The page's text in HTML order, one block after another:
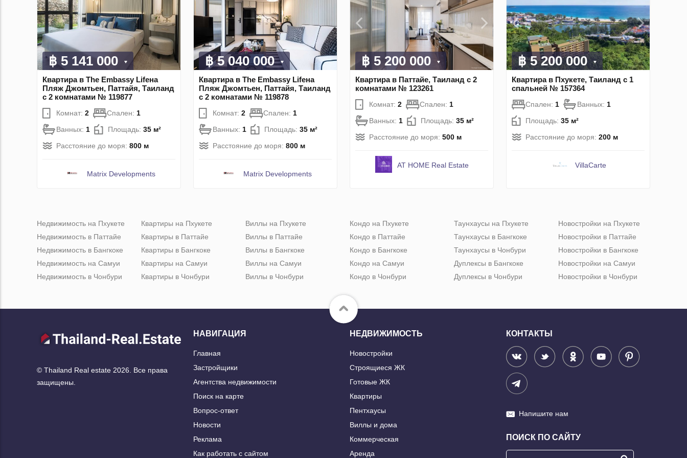
฿ 5 141 000
Квартира в The Embassy Lifeна
Пляж Джомтьен, Паттайя, Таиланд
с 2 комнатами № 119877
Комнат: 2 Спален: 1
Ванных: 1 Площадь: 35 м²
Расстояние до моря: 800 м
Matrix Developments
฿ 5 040 000
Квартира в The Embassy Lifeна
Пляж Джомтьен, Паттайя, Таиланд
с 2 комнатами № 119878
Комнат: 2 Спален: 1
Ванных: 1 Площадь: 35 м²
Расстояние до моря: 800 м
Matrix Developments
฿ 5 200 000
Квартира в Паттайе, Таиланд с 2
комнатами № 123261
Комнат: 2 Спален: 1
Ванных: 1 Площадь: 35 м²
Расстояние до моря: 500 м
AT HOME Real Estate
฿ 5 200 000
Квартира в Пхукете, Таиланд с 1
спальней № 157364
Спален: 1 Ванных: 1
Площадь: 35 м²
Расстояние до моря: 200 м
VillaСarte
Недвижимость на Пхукете
Недвижимость в Паттайе
Недвижимость в Бангкоке
Недвижимость на Самуи
Недвижимость в Чонбури
Квартиры на Пхукете
Квартиры в Паттайе
Квартиры в Бангкоке
Квартиры на Самуи
Квартиры в Чонбури
Виллы на Пхукете
Виллы в Паттайе
Виллы в Бангкоке
Виллы на Самуи
Виллы в Чонбури
Кондо на Пхукете
Кондо в Паттайе
Кондо в Бангкоке
Кондо на Самуи
Кондо в Чонбури
Таунхаусы на Пхукете
Таунхаусы в Бангкоке
Таунхаусы в Чонбури
Дуплексы в Бангкоке
Дуплексы в Чонбури
Новостройки на Пхукете
Новостройки в Паттайе
Новостройки в Бангкоке
Новостройки на Самуи
Новостройки в Чонбури
© Thailand Real estate 2026. Все права
защищены.
НАВИГАЦИЯ
Главная
Застройщики
Агентства недвижимости
Поиск на карте
Вопрос-ответ
Новости
Реклама
Как работать с сайтом
НЕДВИЖИМОСТЬ
Новостройки
Строящиеся ЖК
Готовые ЖК
Квартиры
Пентхаусы
Виллы и дома
Коммерческая
Аренда
КОНТАКТЫ
Напишите нам
ПОИСК ПО САЙТУ